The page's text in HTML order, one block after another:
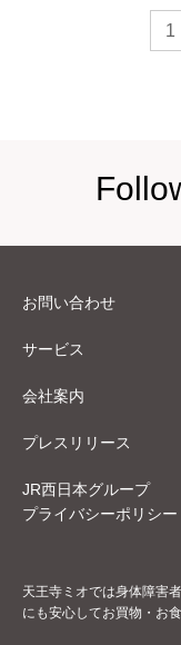
1
お問い合わせ
サービス
会社案内
プレスリリース
JR西日本グループ
プライバシーポリシー
天王寺ミオでは身体障害
にも安心してお買物・お